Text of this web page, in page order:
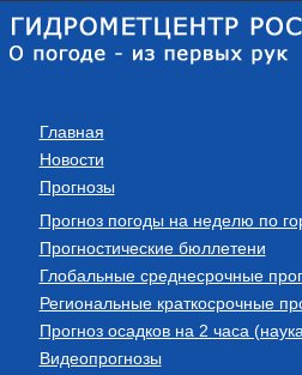
Главная
Новости
Прогнозы
Прогноз погоды на неделю по
Прогностические бюллетени
Глобальные среднесрочные
Региональные краткосрочные
Прогноз осадков на 2 часа
Видеопрогнозы